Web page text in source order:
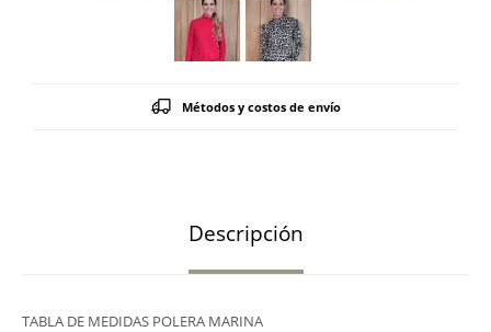
Métodos y costos de envío
Descripción
TABLA DE MEDIDAS POLERA MARINA